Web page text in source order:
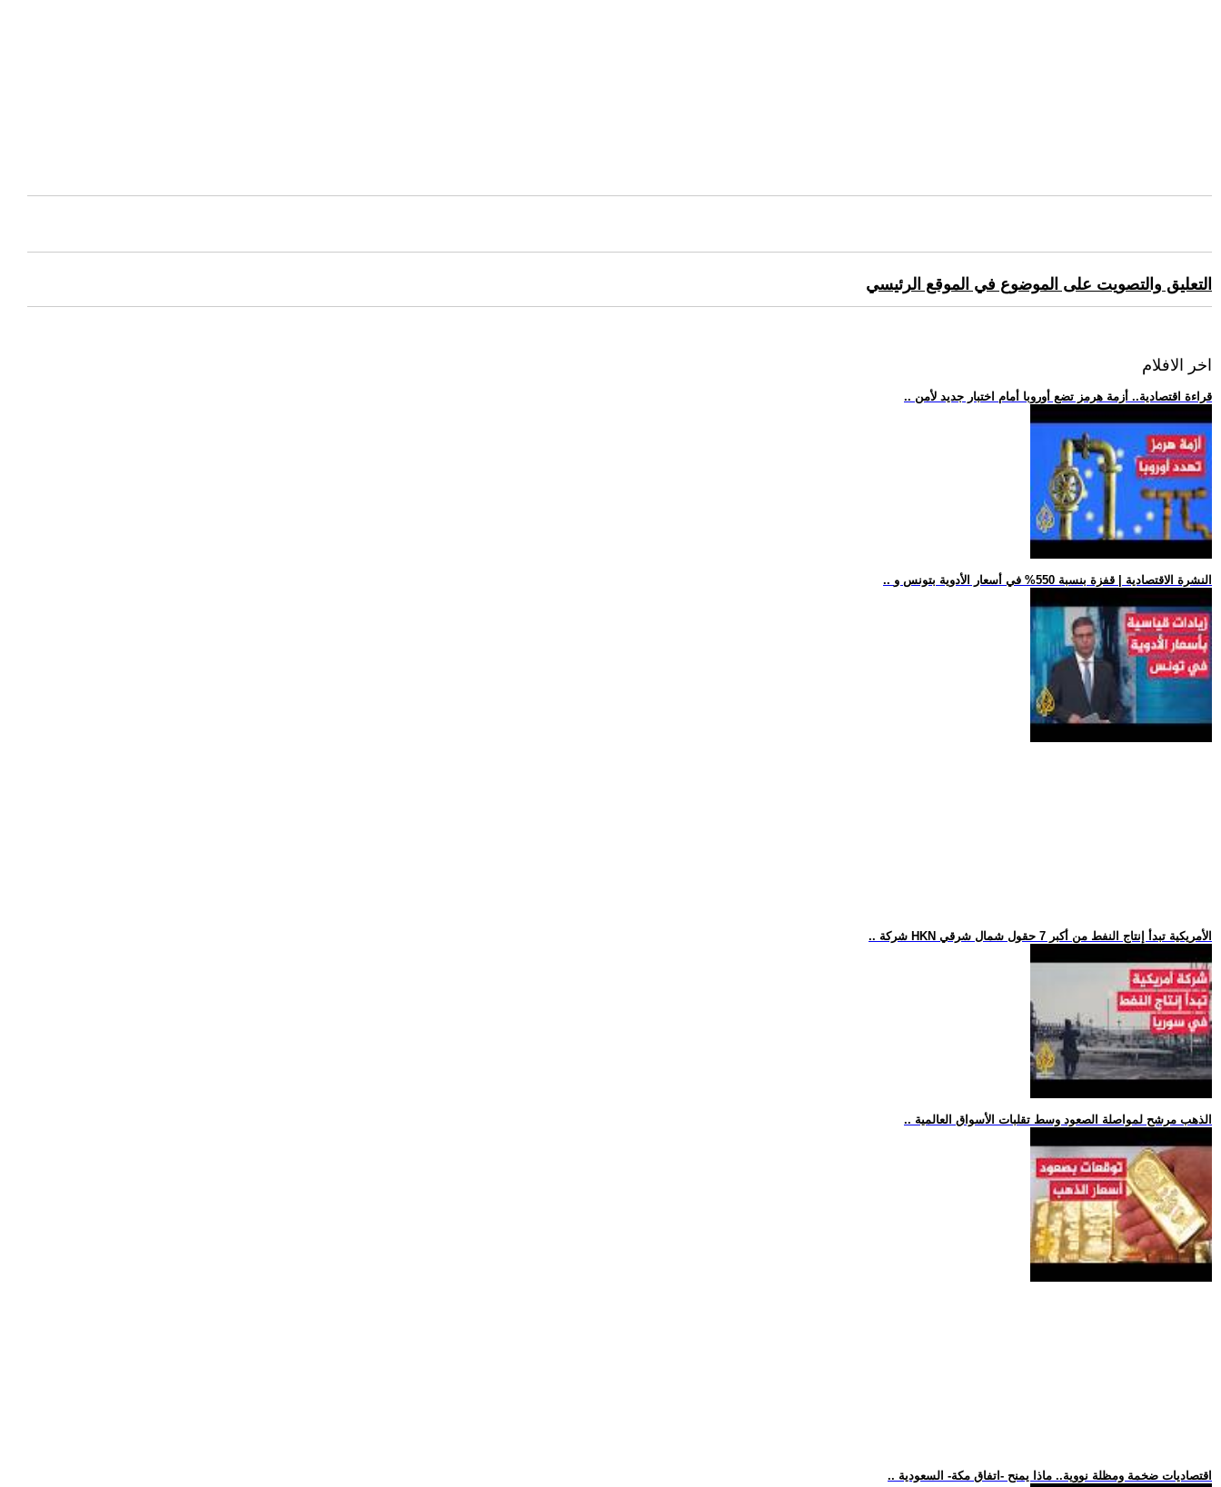
التعليق والتصويت على الموضوع في الموقع الرئيسي
اخر الافلام
.. قراءة اقتصادية.. أزمة هرمز تضع أوروبا أمام اختبار جديد لأمن
.. النشرة الاقتصادية | قفزة بنسبة 550% في أسعار الأدوية بتونس و
.. شركة HKN الأمريكية تبدأ إنتاج النفط من أكبر 7 حقول شمال شرقي
.. الذهب مرشح لمواصلة الصعود وسط تقلبات الأسواق العالمية
.. اقتصاديات ضخمة ومظلة نووية.. ماذا يمنح -اتفاق مكة- السعودية